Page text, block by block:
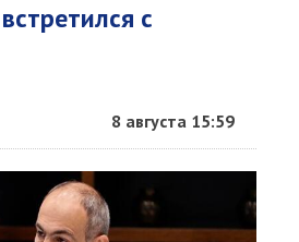
с
8 августа 15:59